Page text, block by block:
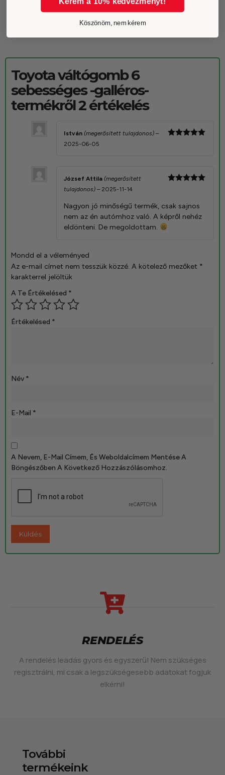
Toyota váltógomb 6
sebességes -galléros-
termékről 2 értékelés
István (megerősített tulajdonos) –
2025-06-05
József Attila (megerősített
tulajdonos) – 2025-11-14
Nagyon jó minőségű termék, csak sajnos
nem az én autómhoz való. A képről nehéz
eldönteni. De megoldottam.
Mondd el a véleményed
Az e-mail címet nem tesszük közzé. A kötelező mezőket *
karakterrel jelöltük
A Te Értékelésed *
Értékelésed *
Név *
E-Mail *
A Nevem, E-Mail Címem, És Weboldalcímem Mentése A
Böngészőben A Következő Hozzászólásomhoz.
RENDELÉS
A rendelés leadás gyors és egyszerű! Nem szükséges
regisztrálni, mi csak a legszükségesebb adatokat fogjuk
elkérni!
További
termékeink
Köszönöm, nem kérem